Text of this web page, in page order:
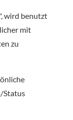
wird benutzt
mit
zu
Status